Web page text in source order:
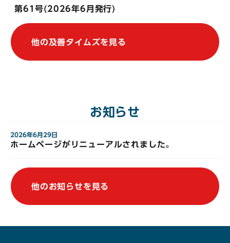
第61号(2026年6月発行)
他の及善タイムズを見る
お知らせ
2026年6月29日
ホームページがリニューアルされました。
他のお知らせを見る